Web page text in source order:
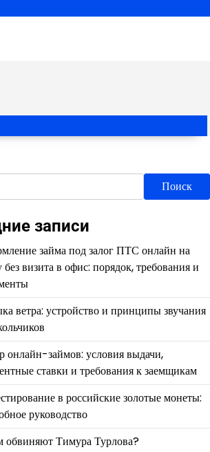
Поиск
записи
займа под залог ПТС онлайн на
без визита в офис: порядок, требования и
ветра: устройство и принципы звучания
онлайн-займов: условия выдачи,
ставки и требования к заемщикам
в российские золотые монеты:
руководство
обвиняют Тимура Турлова?